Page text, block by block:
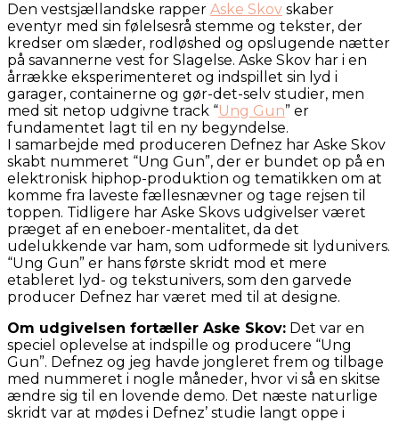
Den vestsjællandske rapper Aske Skov skaber
eventyr med sin følelsesrå stemme og tekster, der
kredser om slæder, rodløshed og opslugende nætter
på savannerne vest for Slagelse. Aske Skov har i en
årrække eksperimenteret og indspillet sin lyd i
garager, containerne og gør-det-selv studier, men
med sit netop udgivne track “Ung Gun” er
fundamentet lagt til en ny begyndelse.
I samarbejde med produceren Defnez har Aske Skov
skabt nummeret “Ung Gun”, der er bundet op på en
elektronisk hiphop-produktion og tematikken om at
komme fra laveste fællesnævner og tage rejsen til
toppen. Tidligere har Aske Skovs udgivelser været
præget af en eneboer-mentalitet, da det
udelukkende var ham, som udformede sit lydunivers.
“Ung Gun” er hans første skridt mod et mere
etableret lyd- og tekstunivers, som den garvede
producer Defnez har været med til at designe.
Om udgivelsen fortæller Aske Skov: Det var en
speciel oplevelse at indspille og producere “Ung
Gun”. Defnez og jeg havde jongleret frem og tilbage
med nummeret i nogle måneder, hvor vi så en skitse
ændre sig til en lovende demo. Det næste naturlige
skridt var at mødes i Defnez’ studie langt oppe i